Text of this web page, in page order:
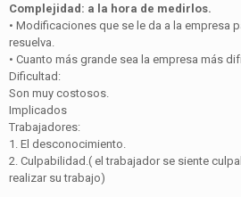
Complejidad: a la hora de medirlos.
• Modificaciones que se le da a la empresa
resuelva.
• Cuanto más grande sea la empresa más
Dificultad:
Son muy costosos.
Implicados
Trabajadores:
1. El desconocimiento.
2. Culpabilidad.( el trabajador se siente
realizar su trabajo)